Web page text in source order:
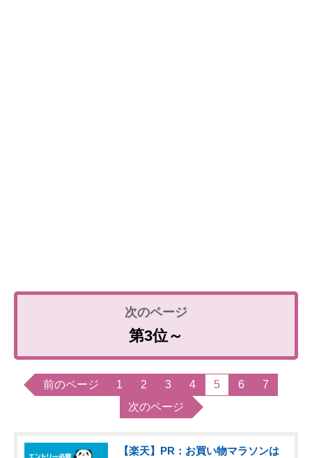
第3位～
前のページ 1 2 3 4 5 6
7
次のページ
【楽天】PR：お買い物マラソンは